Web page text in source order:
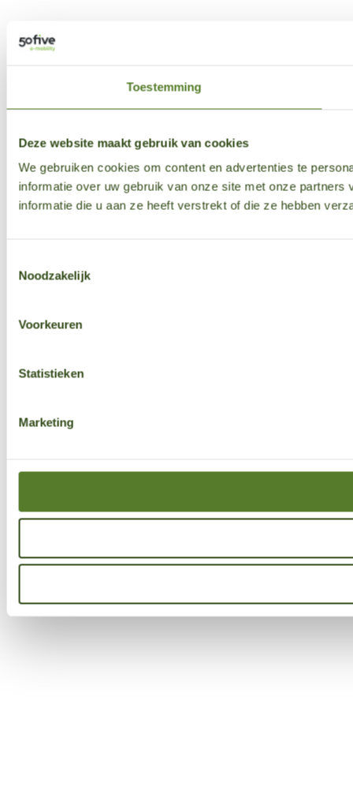
Toestemming
Deze website maakt gebruik van cookies
We gebruiken cookies om content en advertenties te
informatie over uw gebruik van onze site met onze
informatie die u aan ze heeft verstrekt of die ze hebben
Noodzakelijk
Voorkeuren
Statistieken
Marketing